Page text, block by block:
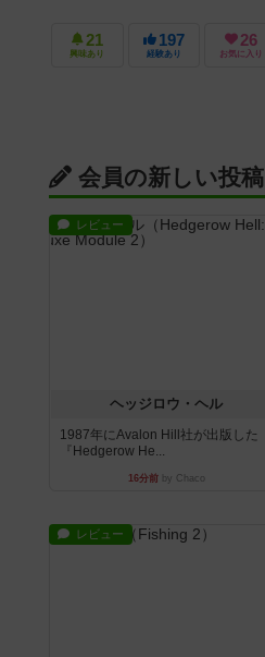
21
興味あり
197
経験あり
26
お気に入り
会員の新しい投稿
レビュー
ヘッジロウ・ヘル
1987年にAvalon Hill社が出版した
『Hedgerow He...
16分前by Chaco
レビュー